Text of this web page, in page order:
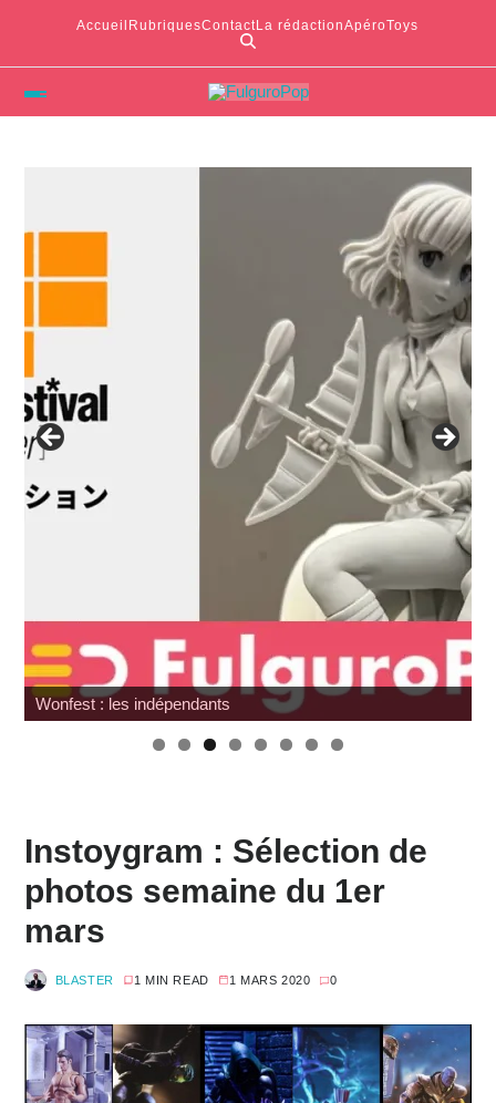
Accueil RubriquesContactLa rédactionApéroToys
Wonfest : les indépendants
Instoygram : Sélection de
photos semaine du 1er
mars
BLASTER 1 MIN READ 1 MARS 2020 0